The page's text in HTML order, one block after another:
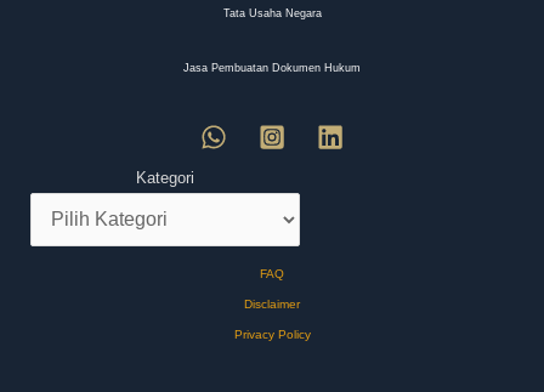
Tata Usaha Negara
Jasa Pembuatan Dokumen Hukum
Kategori
FAQ
Disclaimer
Privacy Policy